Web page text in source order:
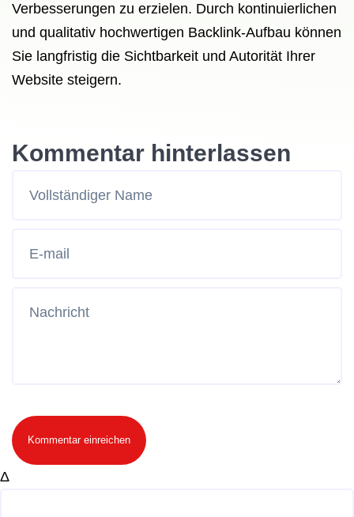
Verbesserungen zu erzielen. Durch kontinuierlichen
und qualitativ hochwertigen Backlink-Aufbau können
Sie langfristig die Sichtbarkeit und Autorität Ihrer
Website steigern.
Kommentar hinterlassen
Kommentar einreichen
Δ